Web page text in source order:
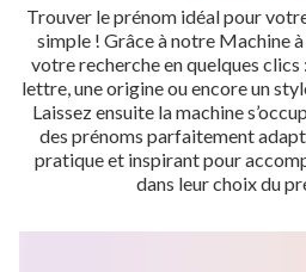
Trouver le prénom idéal pour
simple ! Grâce à notre Machine
votre recherche en quelques clics
lettre, une origine ou encore un
Laissez ensuite la machine
des prénoms parfaitement
pratique et inspirant pour
dans leur choix du